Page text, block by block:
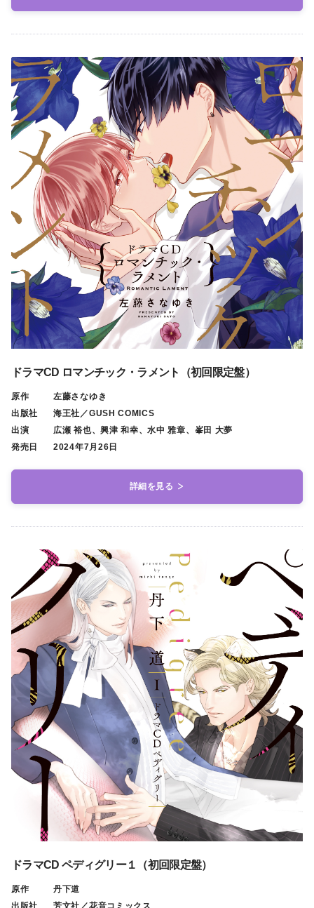
ドラマCD ロマンチック・ラメント（初回限定盤）
原作
左藤さなゆき
出版社
海王社／GUSH COMICS
出演
広瀬 裕也、興津 和幸、水中 雅章、峯田 大夢
発売日
2024年7月26日
詳細を見る
ドラマCD ペディグリー１（初回限定盤）
原作
丹下道
出版社
芳文社／花音コミックス